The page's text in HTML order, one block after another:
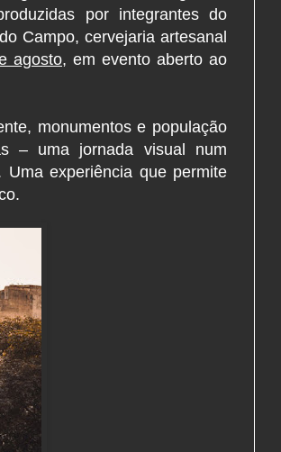
por integrantes do
Campo, cervejaria artesanal
agosto, em evento aberto ao
monumentos e população
– uma jornada visual num
experiência que permite